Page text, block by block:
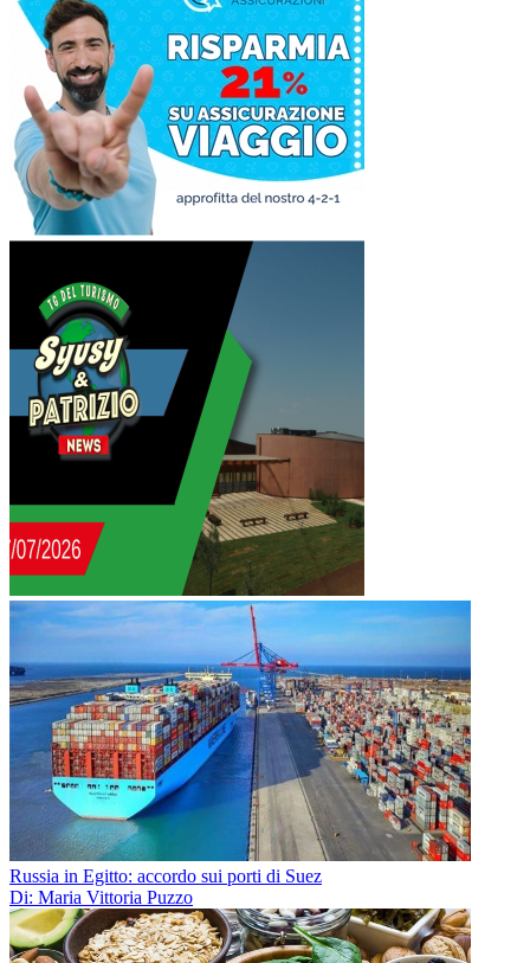
Russia in Egitto: accordo sui porti di Suez
Di: Maria Vittoria Puzzo